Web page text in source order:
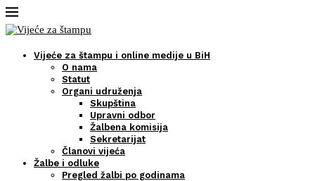
Vijeće za štampu i online medije u BiH
O nama
Statut
Organi udruženja
Skupština
Upravni odbor
Žalbena komisija
Sekretarijat
Članovi vijeća
Žalbe i odluke
Pregled žalbi po godinama